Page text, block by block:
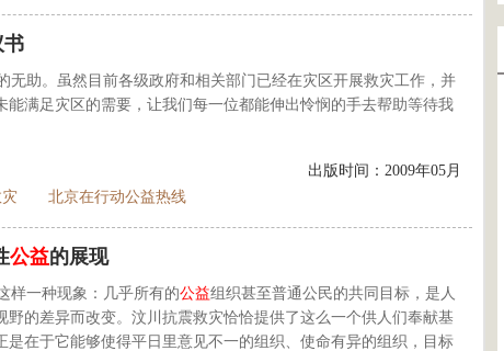
书
无助。虽然目前各级政府和相关部门已经在灾区开展救灾工作，并
能满足灾区的需要，让我们每一位都能伸出怜悯的手去帮助等待我
出版时间：2009年05月
北京在行动公益热线
公益的展现
样一种现象：几乎所有的公益组织甚至普通公民的共同目标，是人
的差异而改变。汶川抗震救灾恰恰提供了这么一个供人们奉献基
是在于它能够使得平日里意见不一的组织、使命有异的组织，目标